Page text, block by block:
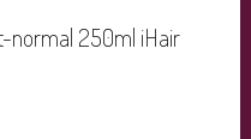
normal 250ml iHair